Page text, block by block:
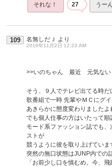
それな！ 27 うー
109 名無しだＪ より
2016年11月2日 12:23 AM
>>いのちゃん 最近 元気ない
そう、９人でテレビ出てる時だ
歌番組で一時 先輩やＭＣにグ
あきらかに態度変わりましたよ
でも個人仕事の方はいたって順
モード系ファッション誌でも
ストが
競うように彼を取り上げていま
突然の無口状態はJUNP内での
「お前少し口を慎むめ。今、